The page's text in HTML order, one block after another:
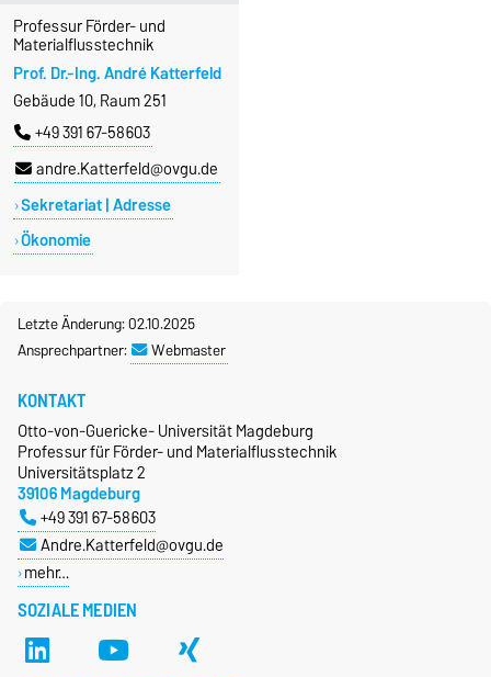
Professur Förder- und
Materialflusstechnik
Prof. Dr.-Ing. André Katterfeld
Gebäude 10, Raum 251
+49 391 67-58603
andre.Katterfeld@ovgu.de
Sekretariat | Adresse
Ökonomie
Letzte Änderung: 02.10.2025
Ansprechpartner:
Webmaster
SOZIALE MEDIEN
KONTAKT
Otto-von-Guericke- Universität Magdeburg
Professur für Förder- und Materialflusstechnik
Universitätsplatz 2
39106 Magdeburg
+49 391 67-58603
Andre.Katterfeld@ovgu.de
mehr…